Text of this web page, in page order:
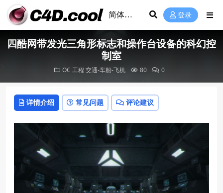
登录
四酷网带发光三角形标志和操作台设备的科幻控
制室
OC 工程 交通-车船-飞机 80 0
详情介绍 常见问题 评论建议